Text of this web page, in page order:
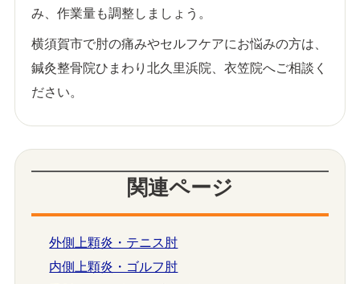
み、作業量も調整しましょう。
横須賀市で肘の痛みやセルフケアにお悩みの方は、
鍼灸整骨院ひまわり北久里浜院、衣笠院へご相談く
ださい。
関連ページ
外側上顆炎・テニス肘
内側上顆炎・ゴルフ肘